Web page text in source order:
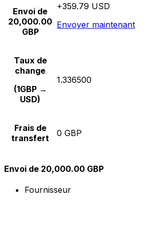
Envoi de
20,000.00
GBP
+359.79 USD
Envoyer maintenant
Taux de
change
(1GBP →
USD)
1.336500
Frais de
transfert
0 GBP
Envoi de 20,000.00 GBP
Fournisseur